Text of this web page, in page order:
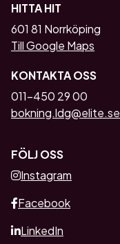
HITTA HIT
601 81 Norrköping
Till Google Maps
KONTAKTA OSS
011-450 29 00
bokning.ldg@elite.se
FÖLJ OSS
Instagram
Facebook
LinkedIn